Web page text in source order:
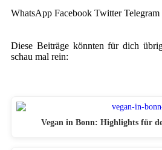
WhatsApp Facebook Twitter Telegram
Diese Beiträge könnten für dich
schau mal rein:
Vegan in Bonn: Highlights für